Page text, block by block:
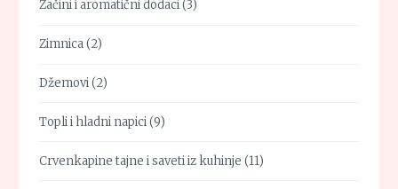
Začini i aromatični dodaci(3)
Zimnica(2)
Džemovi(2)
Topli i hladni napici(9)
Crvenkapine tajne i saveti iz kuhinje (11)